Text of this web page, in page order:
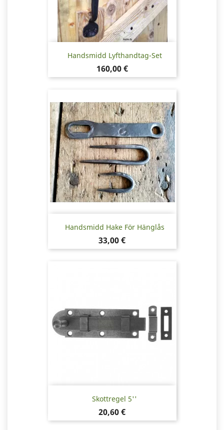
Handsmidd Lyfthandtag-Set
Pris
160,00 €
Handsmidd Hake För Hänglås
Pris
33,00 €
Skottregel 5''
Pris
20,60 €